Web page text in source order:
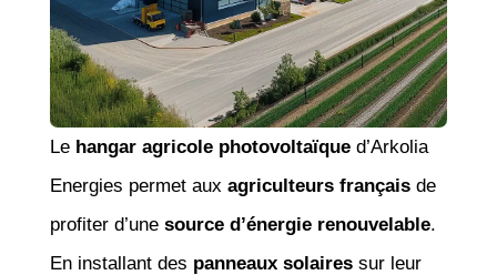
Le hangar agricole photovoltaïqued’Arkolia
Energies permet aux agriculteurs françaisde
profiter d’une source d’énergie renouvelable.
En installant des panneaux solairessur leur